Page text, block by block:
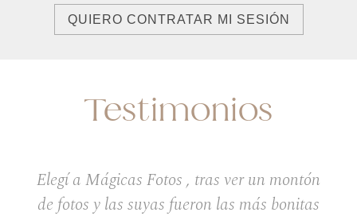
QUIERO CONTRATAR MI SESIÓN
Testimonios
Elegí a Mágicas Fotos , tras ver un montón
de fotos y las suyas fueron las más bonitas